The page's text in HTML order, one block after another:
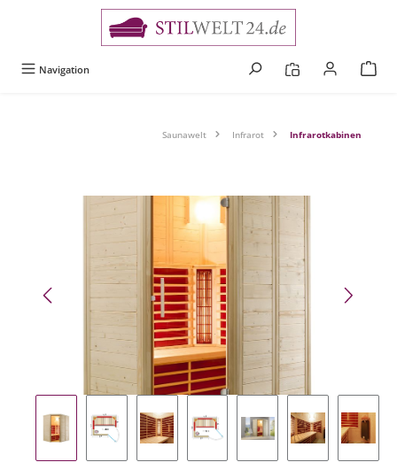
Navigation
Saunawelt Infrarot Infrarotkabinen
Bildergalerie überspringen